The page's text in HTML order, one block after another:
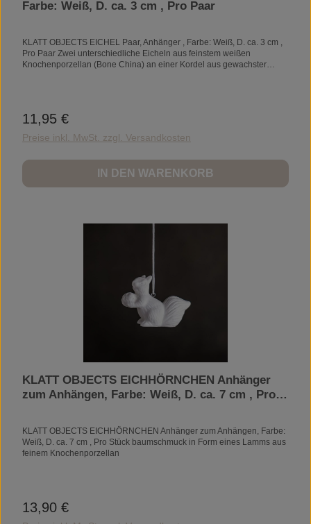
Farbe: Weiß, D. ca. 3 cm , Pro Paar
KLATT OBJECTS EICHEL Paar, Anhänger , Farbe: Weiß, D. ca. 3 cm ,
Pro Paar Zwei unterschiedliche Eicheln aus feinstem weißen
Knochenporzellan (Bone China) an einer Kordel aus gewachster
Regulärer Preis:
11,95 €
Preise inkl. MwSt. zzgl. Versandkosten
IN DEN WARENKORB
KLATT OBJECTS EICHHÖRNCHEN Anhänger
zum Anhängen, Farbe: Weiß, D. ca. 7 cm , Pro
KLATT OBJECTS EICHHÖRNCHEN Anhänger zum Anhängen, Farbe:
Weiß, D. ca. 7 cm , Pro Stück baumschmuck in Form eines Lamms aus
feinem Knochenporzellan
Regulärer Preis:
13,90 €